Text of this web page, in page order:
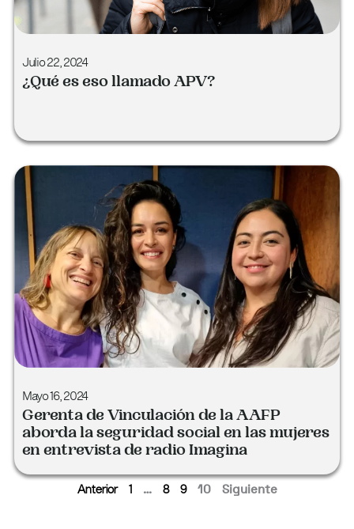
Julio 22, 2024
¿Qué es eso llamado APV?
Mayo 16, 2024
Gerenta de Vinculación de la AAFP
aborda la seguridad social en las mujeres
en entrevista de radio Imagina
Anterior 1 … 8 9 10 Siguiente